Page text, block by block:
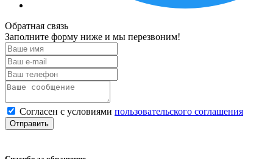
Обратная связь
Заполните форму ниже и мы перезвоним!
Согласен с условиями пользовательского соглашения
Отправить